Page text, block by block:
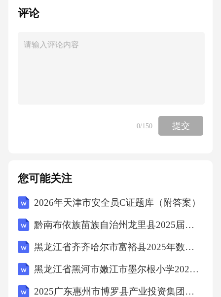
采用模块化、组合式结构，提高包装物的重复
用的纸盒包装，降低了包装成本和废弃物产
生。
二、个性化与定制化
1.设计风格：纸盒包装设计趋向于个性化、多元
评论
0/150 提交
您可能关注
2026年天津市安全员C证题库（附答案）
黔南布依族苗族自治州龙里县2025届四下数学期中教学质量检测模拟试题（含解析）
黑龙江省齐齐哈尔市富裕县2025年数学四年级下学期期中统考模拟试题（含答案解析）
黑龙江省黑河市嫩江市墨尔根小学2025年数学三年级下学期期末预测试题含解析
2025广东惠州市博罗县产业投资集团有限公司下属子公司招聘综合及笔试历年典型考点题库附带答案详解